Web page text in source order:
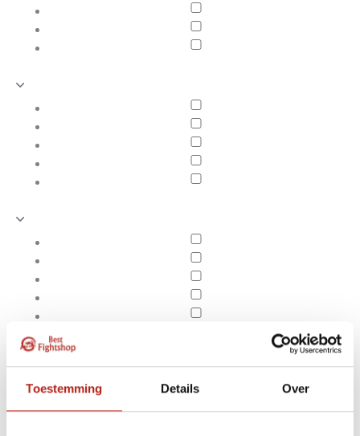
Toestemming Details Over